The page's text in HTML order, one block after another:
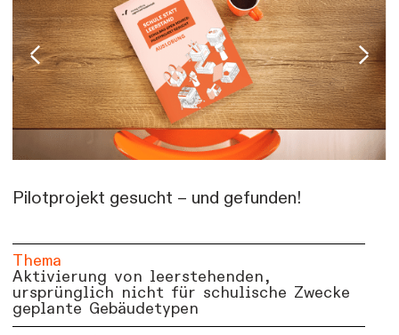
Pilotprojekt gesucht – und gefunden!
Thema
Aktivierung von leerstehenden,
ursprünglich nicht für schulische Zwecke
geplante Gebäudetypen